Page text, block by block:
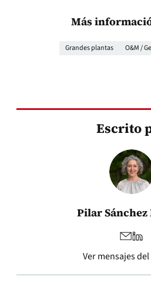
Más
Grandes plantas O&M /
Escrito
Pilar
Ver mensajes